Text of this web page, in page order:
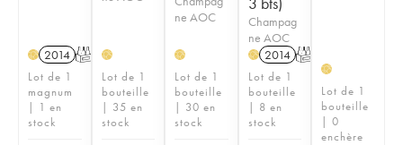
H 2014 T
Lot de 1
magnum
| 1 en
stock
H
Lot de 1
bouteille
| 35 en
stock
ne AOC
H
Lot de 1
bouteille
| 30 en
stock
Champag
ne AOC
H 2014 T
Lot de 1
bouteille
| 8 en
stock
H
Lot de 1
bouteille
| 0
enchère